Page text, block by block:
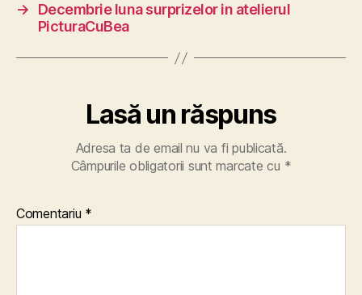
→
Decembrie luna surprizelor in atelierul
PicturaCuBea
Lasă un răspuns
Adresa ta de email nu va fi publicată.
Câmpurile obligatorii sunt marcate cu *
Comentariu *